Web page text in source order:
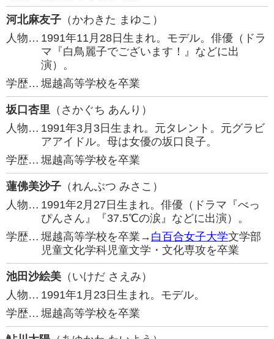
河北麻友子 （かわきた まゆこ）
人物… 1991年11月28日生まれ。モデル。俳優（ドラ
マ『白鳥麗子でございます！』などに出
演）。
学歴… 堀越高等学校を卒業
坂口杏里 （さかぐち あんり）
人物… 1991年3月3日生まれ。元タレント。元グラビ
アアイドル。母は女優の坂口良子。
学歴… 堀越高等学校を卒業
蓮佛美沙子 （れんぶつ みさこ）
人物… 1991年2月27日生まれ。俳優（ドラマ『べっ
ぴんさん』『37.5℃の涙』などに出演）。
学歴… 堀越高等学校を卒業→ 白百合女子大学文学部
児童文化学科児童文学・文化専攻を卒業
池田沙絵美 （いけだ さえみ）
人物… 1991年1月23日生まれ。モデル。
学歴… 堀越高等学校を卒業